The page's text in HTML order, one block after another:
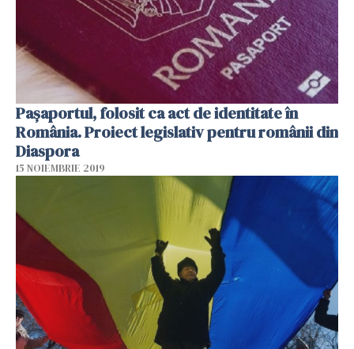
Pașaportul, folosit ca act de identitate în
România. Proiect legislativ pentru românii din
Diaspora
15 NOIEMBRIE 2019